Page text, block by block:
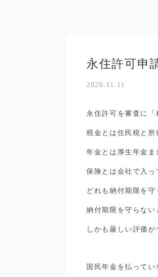
永住許可申
2020.11.11
永住許可を審査に「
税金とは住民税と所
年金とは厚生年金ま
保険とは会社で入っ
どれも納付期限を守
納付期限を守らない
しかも厳しい評価が
国民年金を払ってい